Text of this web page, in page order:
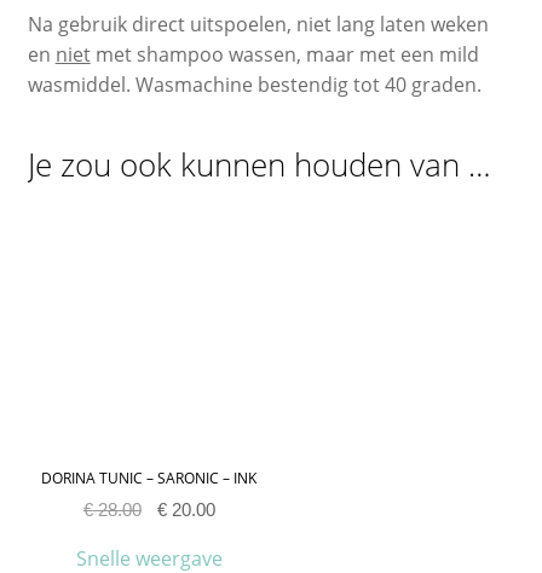
Na gebruik direct uitspoelen, niet lang laten weken
en nietmet shampoo wassen, maar met een mild
wasmiddel. Wasmachine bestendig tot 40 graden.
Je zou ook kunnen houden van …
DORINA TUNIC – SARONIC – INK
€28.00 €20.00
Snelle weergave